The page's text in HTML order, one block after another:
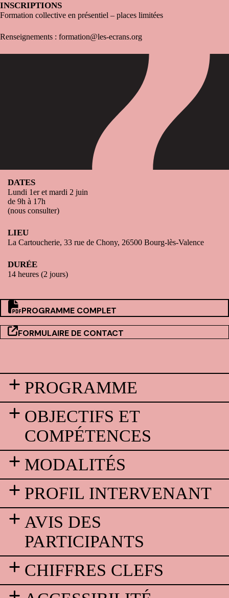
INSCRIPTIONS
Formation collective en présentiel – places limitées
Renseignements : formation@les-ecrans.org
DATES
Lundi 1er et mardi 2 juin
de 9h à 17h
(nous consulter)
LIEU
La Cartoucherie, 33 rue de Chony, 26500 Bourg-lès-Valence
DURÉE
14 heures (2 jours)
PROGRAMME COMPLET
FORMULAIRE DE CONTACT
PROGRAMME
OBJECTIFS ET
COMPÉTENCES
MODALITÉS
PROFIL INTERVENANT
AVIS DES
PARTICIPANTS
CHIFFRES CLEFS